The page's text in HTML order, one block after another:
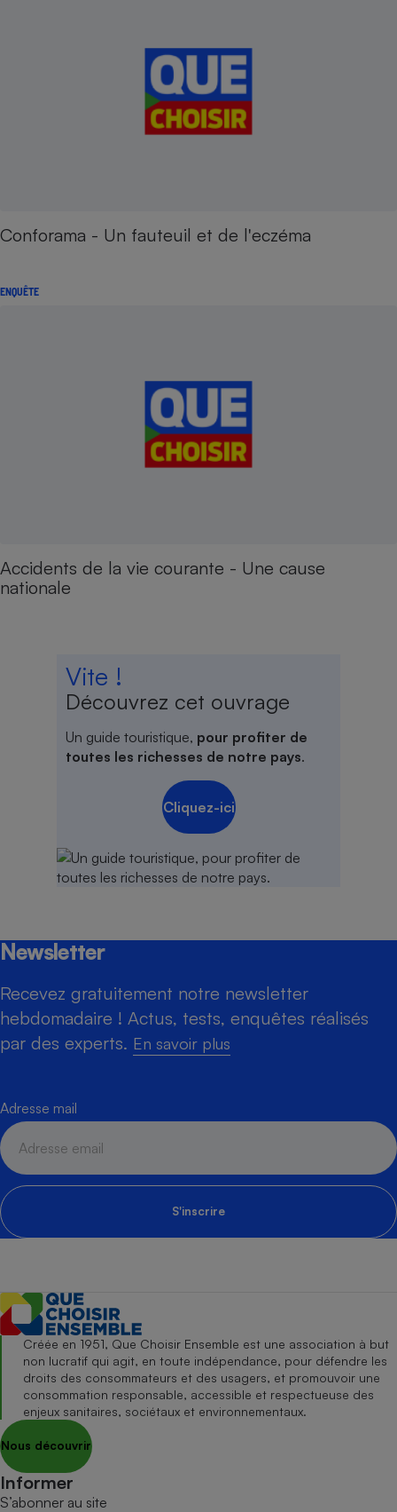
Conforama - Un fauteuil et de l'eczéma
ENQUÊTE
Accidents de la vie courante - Une cause
nationale
Vite !
Découvrez cet ouvrage
Un guide touristique, pour profiter de
toutes les richesses de notre pays.
Cliquez-ici
Newsletter
Recevez gratuitement notre newsletter
hebdomadaire ! Actus, tests, enquêtes réalisés
par des experts. En savoir plus
Adresse mail
S'inscrire
Créée en 1951, Que Choisir Ensemble est une association à but
non lucratif qui agit, en toute indépendance, pour défendre les
droits des consommateurs et des usagers, et promouvoir une
consommation responsable, accessible et respectueuse des
enjeux sanitaires, sociétaux et environnementaux.
Nous découvrir
Informer
S’abonner au site